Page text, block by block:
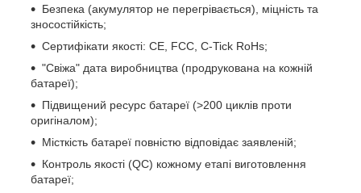
Безпека (акумулятор не перегрівається), міцність та
зносостійкість;
Сертифікати якості: CE, FCC, C-Tick RoHs;
"Свіжа" дата виробництва (продрукована на кожній
батареї);
Підвищений ресурс батареї (>200 циклів проти
оригіналом);
Місткість батареї повністю відповідає заявленій;
Контроль якості (QC) кожному етапі виготовлення
батареї;